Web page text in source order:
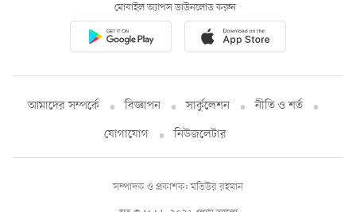
মোবাইল অ্যাপস ডাউনলোড করুন
আমাদের সম্পর্কে বিজ্ঞাপন সার্কুলেশন
নীতি ও শর্ত
যোগাযোগ
নিউজলেটার
সম্পাদক ও প্রকাশক: মতিউর রহমান